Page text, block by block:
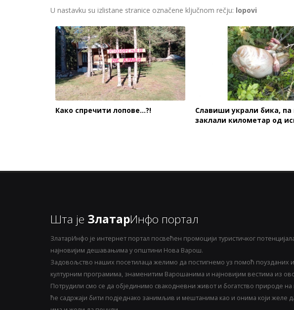
U nastavku su izlistane stranice označene ključnom rečju: lopovi
Како спречити лопове...?!
Славиши украли бика, па
заклали километар од
Шта је ЗлатарИнфо портал
ЗлатарИнфо је интернет портал посвећен промоцији туристичког
најновијим дешавањима у општини Нова Варош.
Задовољство наших посетилаца желимо да постигнемо уз помоћ поузданих
културним програмима, знаменитим Варошанима и најновијим вестима из
Потрудили смо се да објединимо свакодневни живот и богатство природе
ће садржаји бити подједнако занимљив и мештанима као и онима који желе